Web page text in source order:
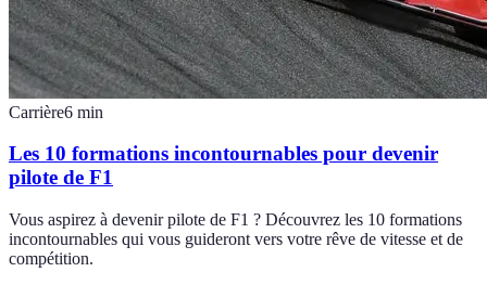
Carrière6 min
Les 10 formations incontournables pour devenir
pilote de F1
Vous aspirez à devenir pilote de F1 ? Découvrez les 10 formations
incontournables qui vous guideront vers votre rêve de vitesse et de
compétition.